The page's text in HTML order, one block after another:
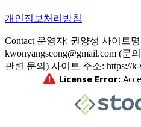
개인정보처리방침
Contact 운영자: 권양성 사이트
kwonyangseong@gmail.com (문
관련 문의) 사이트 주소: https://k-